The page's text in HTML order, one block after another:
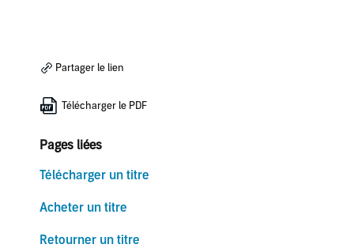
Partager le lien
Télécharger le PDF
Pages liées
Télécharger un titre
Acheter un titre
Retourner un titre